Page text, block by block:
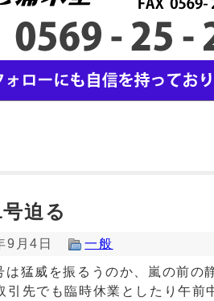
迫る
9月4日 一般
は猛威を振るうのか、嵐の前の
引先でも臨時休業としたり午前